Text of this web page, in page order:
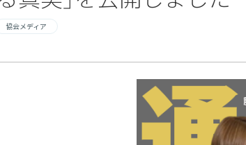
協会メディア